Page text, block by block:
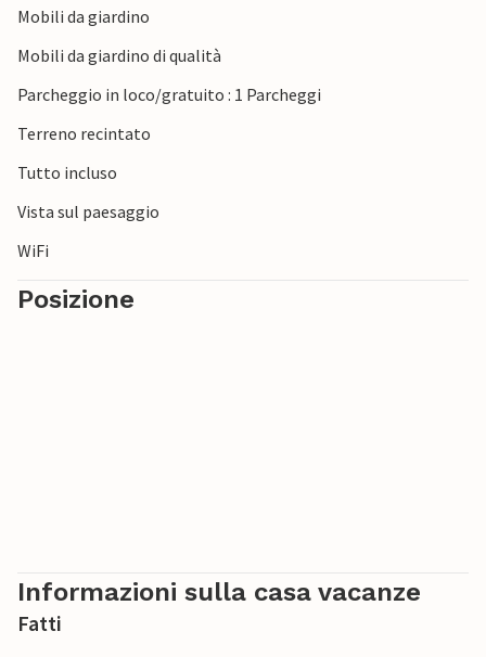
Mobili da giardino
Mobili da giardino di qualità
Parcheggio in loco/gratuito : 1 Parcheggi
Terreno recintato
Tutto incluso
Vista sul paesaggio
WiFi
Posizione
Informazioni sulla casa vacanze
Fatti